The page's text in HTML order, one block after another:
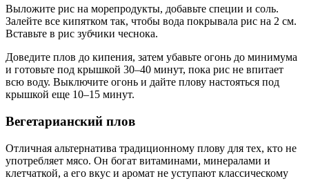
Выложите рис на морепродукты, добавьте специи и соль.
Залейте все кипятком так, чтобы вода покрывала рис на 2 см.
Вставьте в рис зубчики чеснока.
Доведите плов до кипения, затем убавьте огонь до минимума
и готовьте под крышкой 30–40 минут, пока рис не впитает
всю воду. Выключите огонь и дайте плову настояться под
крышкой еще 10–15 минут.
Вегетарианский плов
Отличная альтернатива традиционному плову для тех, кто не
употребляет мясо. Он богат витаминами, минералами и
клетчаткой, а его вкус и аромат не уступают классическому